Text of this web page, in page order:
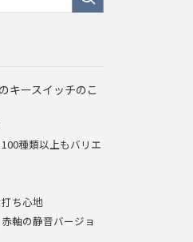
キースイッチのこ
種類以上もバリエ
ち心地
軸の静音バージョ